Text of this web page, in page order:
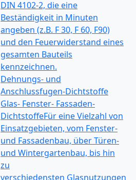
DIN 4102-2, die eine
Beständigkeit in Minuten
angeben (z.B. F 30, F 60, F90)
und den Feuerwiderstand eines
gesamten Bauteils
kennzeichnen.
Dehnungs- und
Anschlussfugen-Dichtstoffe
Glas- Fenster- Fassaden-
DichtstoffeFür eine Vielzahl von
Einsatzgebieten, vom Fenster-
und Fassadenbau, über Türen-
und Wintergartenbau, bis hin
zu
verschiedensten Glasnutzungen